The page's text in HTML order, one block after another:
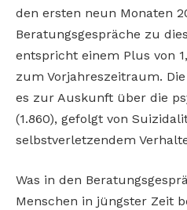
den ersten neun Monaten
Beratungsgespräche zu
entspricht einem Plus von
zum Vorjahreszeitraum.
es zur Auskunft über die
(1.860), gefolgt von
selbstverletzendem
Was in den
Menschen in jüngster Zeit